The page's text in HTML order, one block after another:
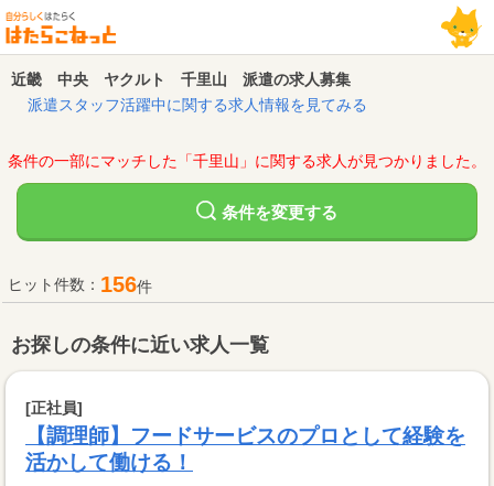
近畿 中央 ヤクルト 千里山 派遣の求人募集
派遣スタッフ活躍中に関する求人情報を見てみる
条件の一部にマッチした「千里山」に関する求人が見つかりました。
条件を変更する
ヒット件数： 156件
お探しの条件に近い求人一覧
[正社員]
【調理師】フードサービスのプロとして経験を
活かして働ける！